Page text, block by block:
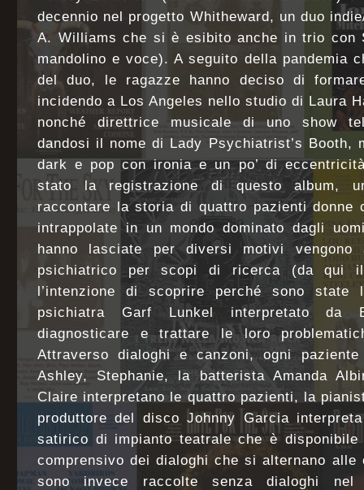
decennio nel progetto Whitheward, un duo
A. Williams che si è esibito anche in trio con
mandolino e voce). A seguito della pandemia
del duo, le ragazze hanno deciso di
incidendo a Los Angeles nello studio di Laura
nonché direttrice musicale di uno show
dandosi il nome di Lady Psychiatrist’s Booth,
dark e pop con ironia e un po’ di
stato la registrazione di questo album,
raccontare la storia di quattro pazienti donne
intrappolate in un mondo dominato dagli
hanno lasciate per diversi motivi vengono
psichiatrico per scopi di ricerca (da qui
l’intenzione di scoprire perché sono state
psichiatra Garf Lunkel interpretato da
diagnosticare e trattare le loro
Attraverso dialoghi e canzoni, ogni
Ashley, Stephanie, la batterista Amanda
Claire interpretano le quattro pazienti, la
produttore del disco Johnny Garcia
satirico di impianto teatrale che è disponibile
comprensivo dei dialoghi che si alternano
sono invece raccolte senza dialoghi